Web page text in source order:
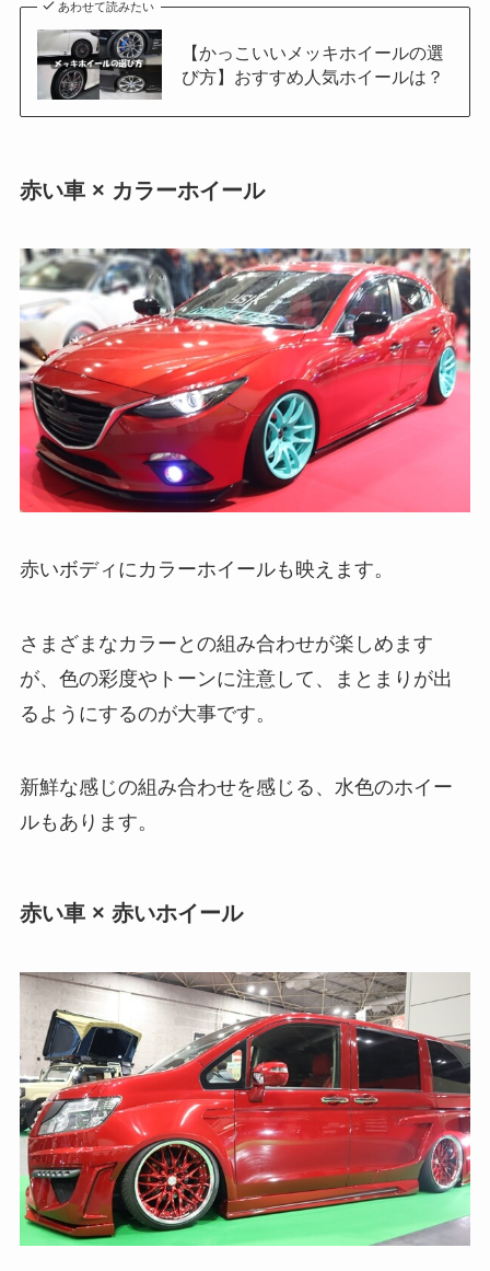
あわせて読みたい
【かっこいいメッキホイールの選
び方】おすすめ人気ホイールは？
赤い車 × カラーホイール
赤いボディにカラーホイールも映えます。
さまざまなカラーとの組み合わせが楽しめます
が、色の彩度やトーンに注意して、まとまりが出
るようにするのが大事です。
新鮮な感じの組み合わせを感じる、水色のホイー
ルもあります。
赤い車 × 赤いホイール